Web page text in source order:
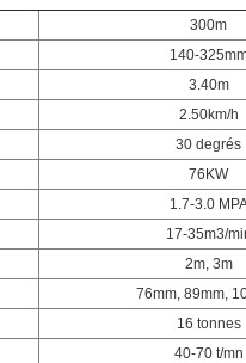
300m
140-
3.40m
2.50km/h
30 degrés
76KW
1.7-3.0
17-35m3/
2m, 3m
76mm, 89mm,
16 tonnes
40-70 t/mn